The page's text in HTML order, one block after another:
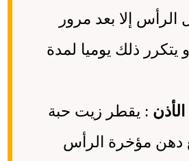
إلا بعد مرور
ذلك يوميا لمدة
الأذن : يقطر زيت حبة
دهن مؤخرة الرأس